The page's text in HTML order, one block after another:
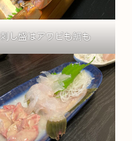
刺し盛はアワビも鯛も